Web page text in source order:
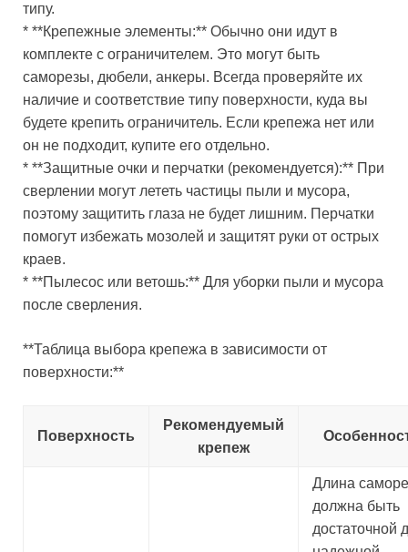
типу.
* **Крепежные элементы:** Обычно они идут в
комплекте с ограничителем. Это могут быть
саморезы, дюбели, анкеры. Всегда проверяйте их
наличие и соответствие типу поверхности, куда вы
будете крепить ограничитель. Если крепежа нет или
он не подходит, купите его отдельно.
* **Защитные очки и перчатки (рекомендуется):** При
сверлении могут лететь частицы пыли и мусора,
поэтому защитить глаза не будет лишним. Перчатки
помогут избежать мозолей и защитят руки от острых
краев.
* **Пылесос или ветошь:** Для уборки пыли и мусора
после сверления.
**Таблица выбора крепежа в зависимости от
поверхности:**
Поверхность
Рекомендуемый
крепеж
Длина
должна быть
достаточной